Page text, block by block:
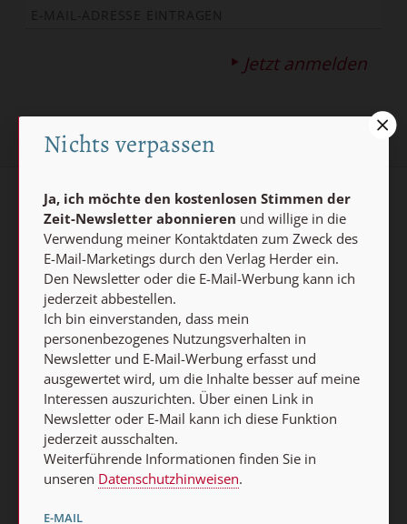
Jetzt anmelden
AGB und Widerrufsbelehrung Datenschutz
Barrierefreiheit Impressum
Vertrag widerrufen
Abo online kündigen
Nichts verpassen
Ja, ich möchte den kostenlosen Stimmen der
Zeit-Newsletter abonnieren und willige in die
Verwendung meiner Kontaktdaten zum Zweck des
E-Mail-Marketings durch den Verlag Herder ein.
Den Newsletter oder die E-Mail-Werbung kann ich
jederzeit abbestellen.
Ich bin einverstanden, dass mein
personenbezogenes Nutzungsverhalten in
Newsletter und E-Mail-Werbung erfasst und
ausgewertet wird, um die Inhalte besser auf meine
Interessen auszurichten. Über einen Link in
Newsletter oder E-Mail kann ich diese Funktion
jederzeit ausschalten.
Weiterführende Informationen finden Sie in
unseren Datenschutzhinweisen.
E-MAIL